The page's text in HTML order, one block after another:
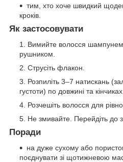
тим, хто хоче швидкий
кроків.
Як застосовувати
Вимийте волосся шампунем
рушником.
Струсіть флакон.
Розпиліть 3–7 натискань
густоти) по довжині та
Розчешіть волосся для
Не змивайте. Перейдіть до
Поради
на дуже сухому або
поєднувати зі щотижневою